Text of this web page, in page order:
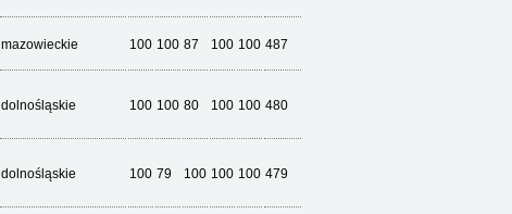
mazowieckie 100 100 87 100 100 487
dolnośląskie 100 100 80 100 100 480
dolnośląskie 100 79 100 100 100 479